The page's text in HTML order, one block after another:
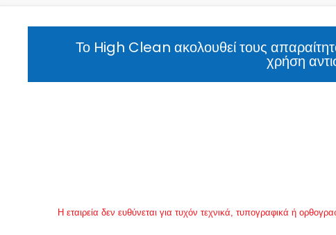
Το High Clean ακολουθεί τους
χρήση
Η εταιρεία δεν ευθύνεται για τυχόν τεχνικά, τυπογραφικά ή